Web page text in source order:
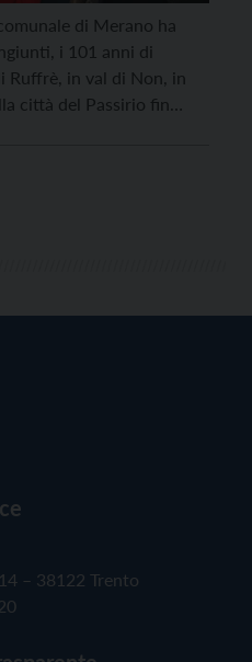
di Merano ha
i 101 anni di
Ruffrè, in val di Non, in
città del Passirio fin
– 38122 Trento